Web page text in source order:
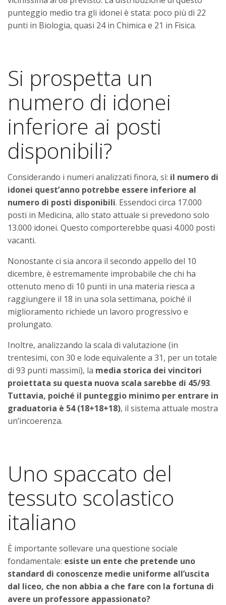
punteggio medio tra gli idonei è stata: poco più di 22
punti in Biologia, quasi 24 in Chimica e 21 in Fisica.
Si prospetta un
numero di idonei
inferiore ai posti
disponibili?
Considerando i numeri analizzati finora, sì: il numero di
idonei quest’anno potrebbe essere inferiore al
numero di posti disponibili. Essendoci circa 17.000
posti in Medicina, allo stato attuale si prevedono solo
13.000 idonei. Questo comporterebbe quasi 4.000 posti
vacanti.
Nonostante ci sia ancora il secondo appello del 10
dicembre, è estremamente improbabile che chi ha
ottenuto meno di 10 punti in una materia riesca a
raggiungere il 18 in una sola settimana, poiché il
miglioramento richiede un lavoro progressivo e
prolungato.
Inoltre, analizzando la scala di valutazione (in
trentesimi, con 30 e lode equivalente a 31, per un totale
di 93 punti massimi), la media storica dei vincitori
proiettata su questa nuova scala sarebbe di 45/93.
Tuttavia, poiché il punteggio minimo per entrare in
graduatoria è 54 (18+18+18), il sistema attuale mostra
un’incoerenza.
Uno spaccato del
tessuto scolastico
italiano
È importante sollevare una questione sociale
fondamentale: esiste un ente che pretende uno
standard di conoscenze medie uniforme all’uscita
dal liceo, che non abbia a che fare con la fortuna di
avere un professore appassionato?